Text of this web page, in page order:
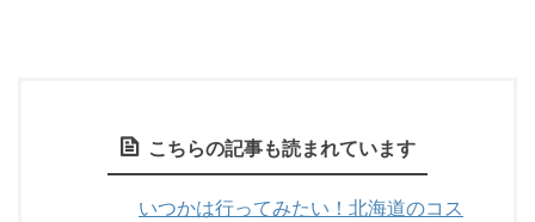
こちらの記事も読まれています
いつかは行ってみたい！北海道のコス